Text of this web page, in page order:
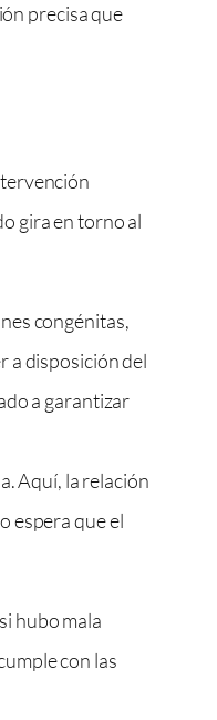
precisa que
gira en torno al
congénitas,
a disposición del
a garantizar
Aquí, la relación
espera que el
hubo mala
con las